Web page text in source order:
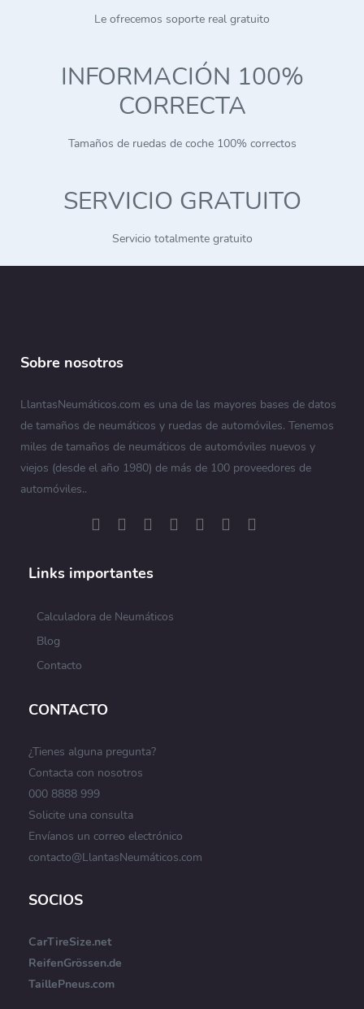
Le ofrecemos soporte real gratuito
INFORMACIÓN 100%
CORRECTA
Tamaños de ruedas de coche 100% correctos
SERVICIO GRATUITO
Servicio totalmente gratuito
Sobre nosotros
LlantasNeumáticos.com es una de las mayores bases de datos
de tamaños de neumáticos y ruedas de automóviles. Tenemos
miles de tamaños de neumáticos de automóviles nuevos y
viejos (desde el año 1980) de más de 100 proveedores de
automóviles..
Links importantes
Calculadora de Neumáticos
Blog
Contacto
CONTACTO
¿Tienes alguna pregunta?
Contacta con nosotros
000 8888 999
Solicite una consulta
Envíanos un correo electrónico
contacto@LlantasNeumáticos.com
SOCIOS
CarTireSize.net
ReifenGrössen.de
TaillePneus.com